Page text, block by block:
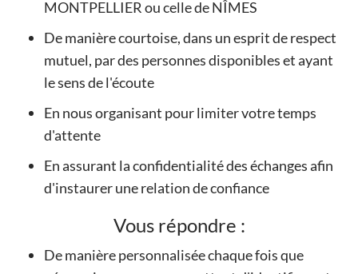
MONTPELLIER ou celle de NÎMES
De manière courtoise, dans un esprit de respect
mutuel, par des personnes disponibles et ayant
le sens de l'écoute
En nous organisant pour limiter votre temps
d'attente
En assurant la confidentialité des échanges afin
d'instaurer une relation de confiance
Vous répondre :
De manière personnalisée chaque fois que